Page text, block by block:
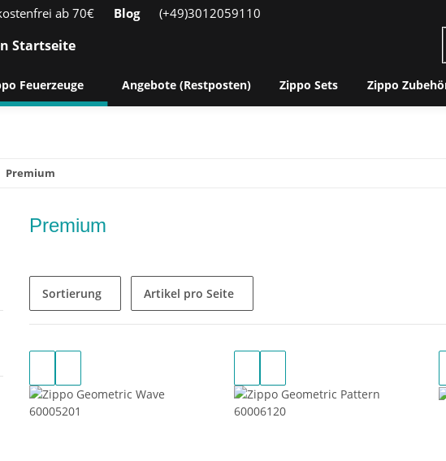
ab 70€ Blog (+49)3012059110
Feuerzeuge Angebote (Restposten) Zippo Sets Zippo
Premium
Premium
Sortierung Artikel pro Seite